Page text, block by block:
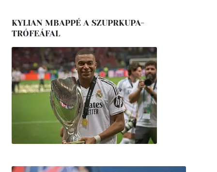
KYLIAN MBAPPÉ A SZUPRKUPA-
TRÓFEÁFAL